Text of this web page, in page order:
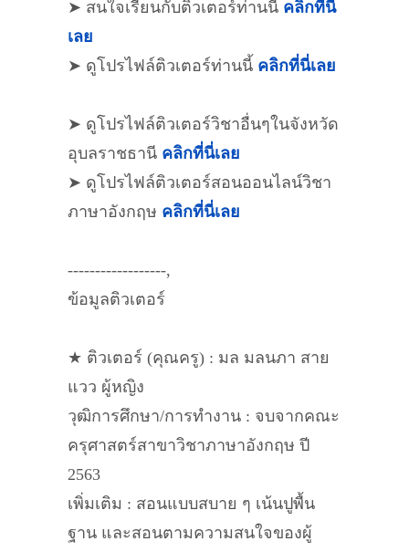
➤ สนใจเรียนกับติวเตอร์ท่านนี้ คลิกที่นี่
เลย
➤ ดูโปรไฟล์ติวเตอร์ท่านนี้ คลิกที่นี่เลย
➤ ดูโปรไฟล์ติวเตอร์วิชาอื่นๆในจังหวัด
อุบลราชธานี คลิกที่นี่เลย
➤ ดูโปรไฟล์ติวเตอร์สอนออนไลน์วิชา
ภาษาอังกฤษ คลิกที่นี่เลย
------------------,
ข้อมูลติวเตอร์
★ ติวเตอร์ (คุณครู) : มล มลนภา สาย
แวว ผู้หญิง
วุฒิการศึกษา/การทำงาน : จบจากคณะ
ครุศาสตร์สาขาวิชาภาษาอังกฤษ ปี
2563
เพิ่มเติม : สอนแบบสบาย ๆ เน้นปูพื้น
ฐาน และสอนตามความสนใจของผู้